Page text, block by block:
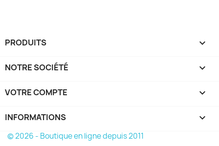
PRODUITS 
NOTRE SOCIÉTÉ 
VOTRE COMPTE 
INFORMATIONS keyboard_arrow_down
© 2026 - Boutique en ligne depuis 2011